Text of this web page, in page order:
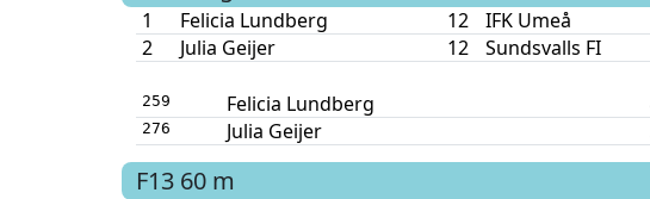
1
Felicia Lundberg 12 IFK Umeå
2 Julia Geijer 12 Sundsvalls FI
259 Felicia Lundberg
276 Julia Geijer
F13 60 m